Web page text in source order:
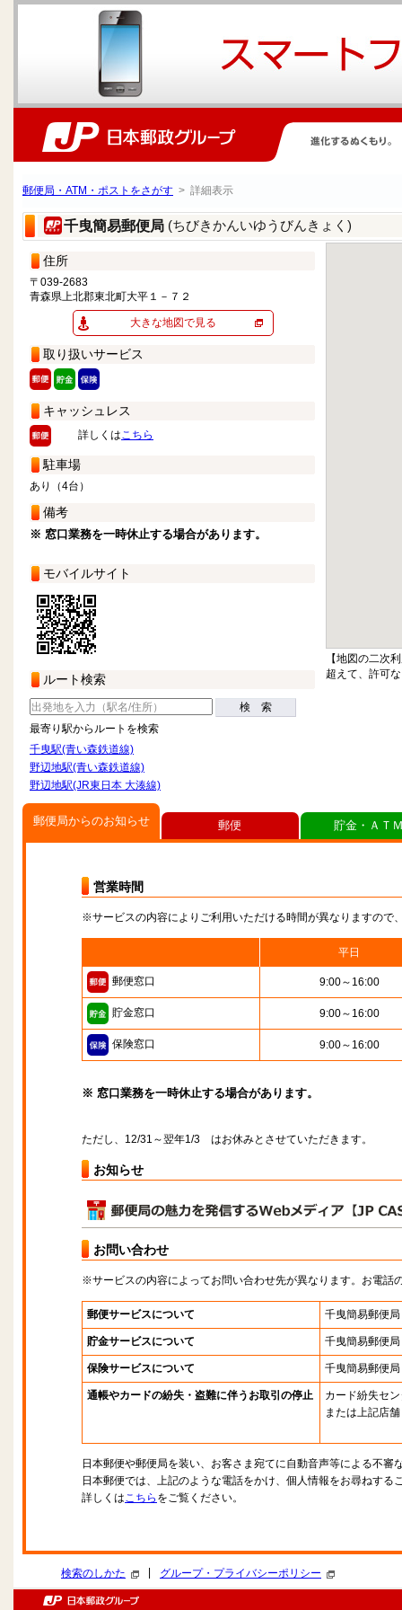
郵便局・ATM・ポストをさがす > 詳細表示
千曳簡易郵便局 (ちびきかんいゆうびんきょく)
住所
〒039-2683
青森県上北郡東北町大平１－７２
大きな地図で見る
取り扱いサービス
キャッシュレス
詳しくはこちら
駐車場
あり（4台）
備考
※ 窓口業務を一時休止する場合があります。
モバイルサイト
ルート検索
検 索
最寄り駅からルートを検索
千曳駅(青い森鉄道線)
野辺地駅(青い森鉄道線)
野辺地駅(JR東日本 大湊線)
【地図の二次
超えて、許可
郵便局からのお知らせ
営業時間
※サービスの内容によりご利用いただける時間が異なりますので
平日
郵便窓口 9:00～16:00
貯金窓口 9:00～16:00
保険窓口 9:00～16:00
※ 窓口業務を一時休止する場合があります。
ただし、12/31～翌年1/3 はお休みとさせていただきます。
お知らせ
お問い合わせ
※サービスの内容によってお問い合わせ先が異なります。お電話
郵便サービスについて 千曳簡易郵便局
貯金サービスについて 千曳簡易郵便局
保険サービスについて 千曳簡易郵便局
通帳やカードの紛失・盗難に伴うお取引の停止
カード紛失セ
または上記店舗
日本郵便や郵便局を装い、お客さま宛てに自動音声等による不審
日本郵便では、上記のような電話をかけ、個人情報をお尋ねする
詳しくはこちら をご覧ください。
郵便 貯金・ＡＴ
検索のしかた グループ・プライバシーポリシー